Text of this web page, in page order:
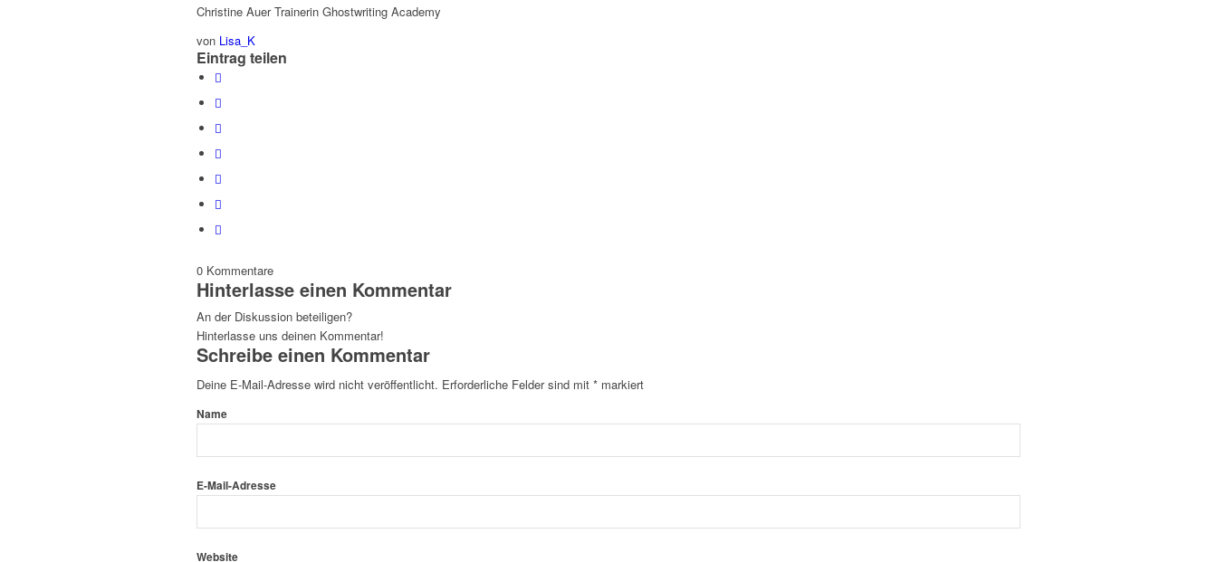
Christine Auer Trainerin Ghostwriting Academy
von Lisa_K
Eintrag teilen
0 Kommentare
Hinterlasse einen Kommentar
An der Diskussion beteiligen?
Hinterlasse uns deinen Kommentar!
Schreibe einen Kommentar
Deine E-Mail-Adresse wird nicht veröffentlicht. Erforderliche Felder sind mit * markiert
Name
E-Mail-Adresse
Website